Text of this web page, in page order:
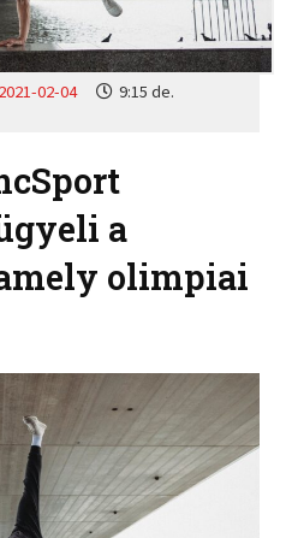
2021-02-04
9:15 de.
a
olimpiai